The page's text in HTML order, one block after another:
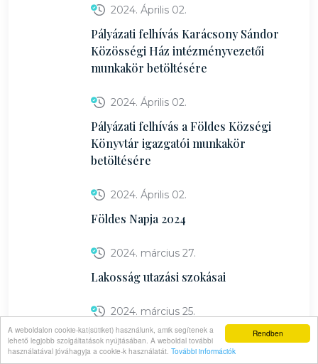
Rendben
A weboldalon cookie-kat(sütiket) használunk, amik segítenek a
lehető legjobb szolgáltatások nyújtásában. A weboldal további
használatával jóváhagyja a cookie-k használatát. További információk
2024. Április 02.
Pályázati felhívás Karácsony Sándor
Közösségi Ház intézményvezetői
munkakör betöltésére
2024. Április 02.
Pályázati felhívás a Földes Községi
Könyvtár igazgatói munkakör
betöltésére
2024. Április 02.
Földes Napja 2024
2024. március 27.
Lakosság utazási szokásai
2024. március 25.
Kormányablak busz érkezik Földesre -
2024. április 9.